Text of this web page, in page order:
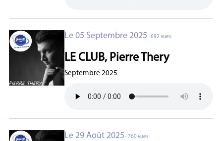
Le 05 Septembre 2025 - 692 vues
LE CLUB, Pierre Thery
Septembre 2025
Le 29 Août 2025 - 760 vues